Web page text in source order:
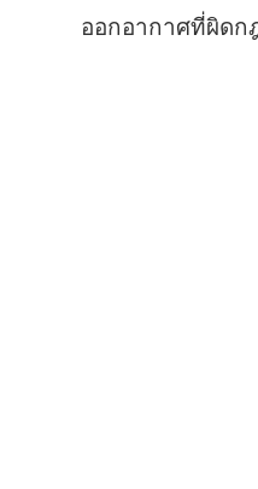
ออกอากาศที่ผิด